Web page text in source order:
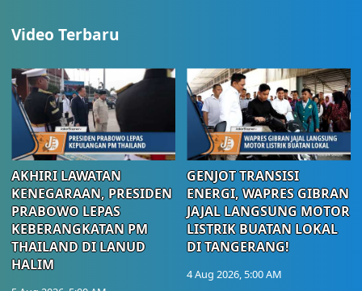
Video Terbaru
AKHIRI LAWATAN
KENEGARAAN, PRESIDEN
PRABOWO LEPAS
KEBERANGKATAN PM
THAILAND DI LANUD
HALIM
GENJOT TRANSISI
ENERGI, WAPRES GIBRAN
JAJAL LANGSUNG MOTOR
LISTRIK BUATAN LOKAL
DI TANGERANG!
4 Aug 2026, 5:00 AM